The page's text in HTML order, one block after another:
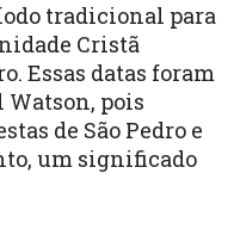
tradicional para
Cristã
Essas datas foram
Watson, pois
de São Pedro e
um significado